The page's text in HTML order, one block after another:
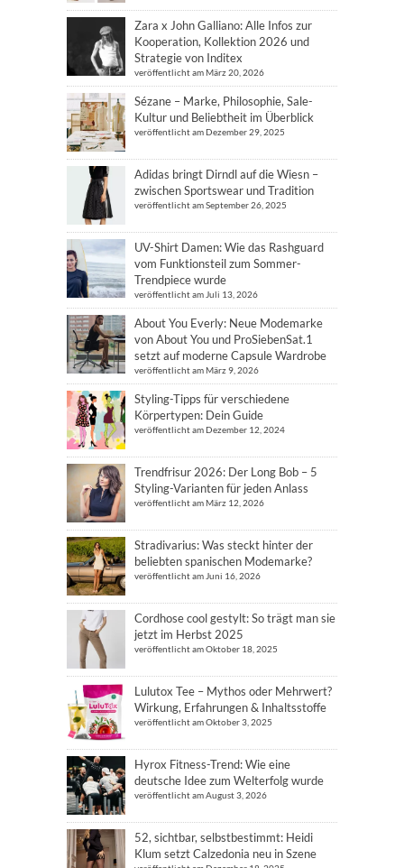
Zara x John Galliano: Alle Infos zur
Kooperation, Kollektion 2026 und
Strategie von Inditex
veröffentlicht am März 20, 2026
Sézane – Marke, Philosophie, Sale-
Kultur und Beliebtheit im Überblick
veröffentlicht am Dezember 29, 2025
Adidas bringt Dirndl auf die Wiesn –
zwischen Sportswear und Tradition
veröffentlicht am September 26, 2025
UV-Shirt Damen: Wie das Rashguard
vom Funktionsteil zum Sommer-
Trendpiece wurde
veröffentlicht am Juli 13, 2026
About You Everly: Neue Modemarke
von About You und ProSiebenSat.1
setzt auf moderne Capsule Wardrobe
veröffentlicht am März 9, 2026
Styling-Tipps für verschiedene
Körpertypen: Dein Guide
veröffentlicht am Dezember 12, 2024
Trendfrisur 2026: Der Long Bob – 5
Styling-Varianten für jeden Anlass
veröffentlicht am März 12, 2026
Stradivarius: Was steckt hinter der
beliebten spanischen Modemarke?
veröffentlicht am Juni 16, 2026
Cordhose cool gestylt: So trägt man sie
jetzt im Herbst 2025
veröffentlicht am Oktober 18, 2025
Lulutox Tee – Mythos oder Mehrwert?
Wirkung, Erfahrungen & Inhaltsstoffe
veröffentlicht am Oktober 3, 2025
Hyrox Fitness-Trend: Wie eine
deutsche Idee zum Welterfolg wurde
veröffentlicht am August 3, 2026
52, sichtbar, selbstbestimmt: Heidi
Klum setzt Calzedonia neu in Szene